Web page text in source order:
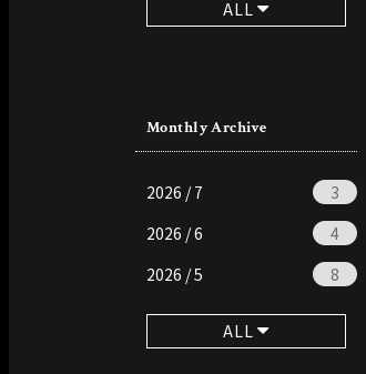
ALL
Monthly Archive
2026 / 7
3
2026 / 6
4
2026 / 5
8
ALL